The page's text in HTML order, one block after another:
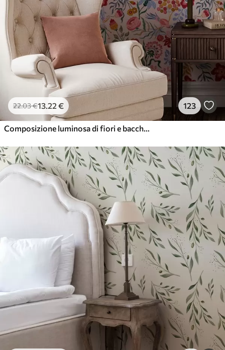
22.03€13.22 € 123
Composizione luminosa di fiori e bacche con pappagalli